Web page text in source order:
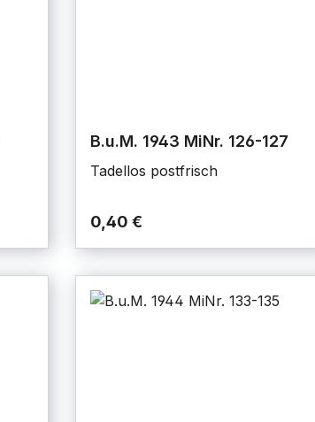
B.u.M. 1943 MiNr. 126-127
Tadellos postfrisch
0,40 €